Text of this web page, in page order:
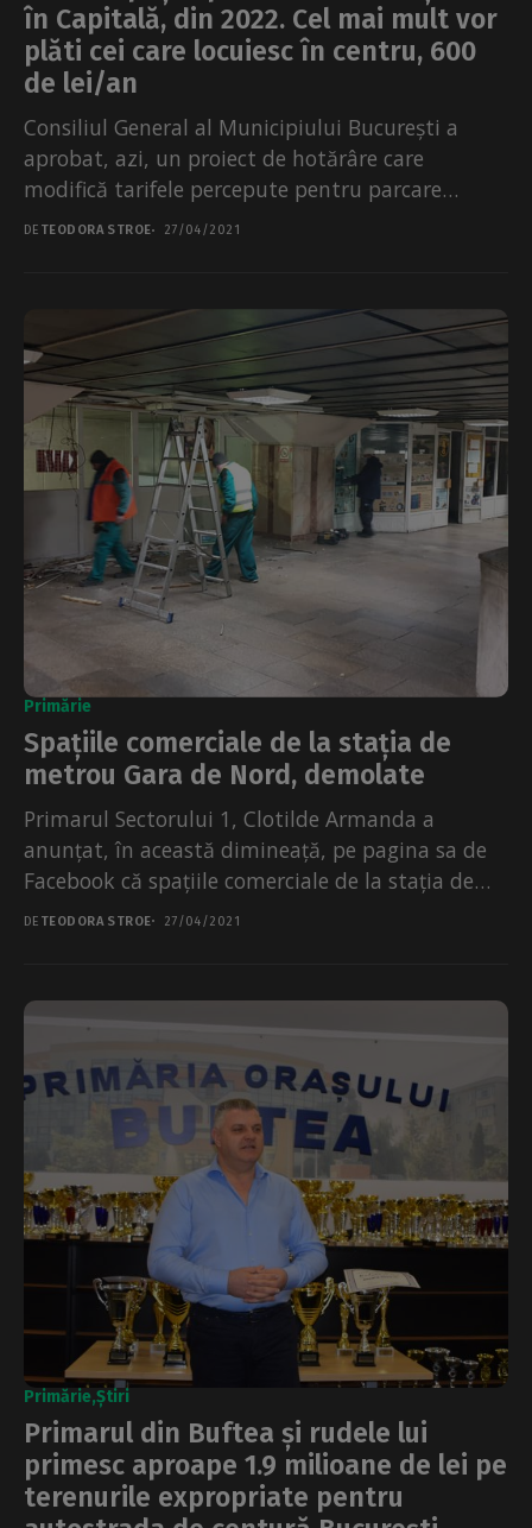
în Capitală, din 2022. Cel mai mult vor
plăti cei care locuiesc în centru, 600
de lei/an
Consiliul General al Municipiului București a
aprobat, azi, un proiect de hotărâre care
modifică tarifele percepute pentru parcare
rezidențială în Capitală. Suma percepută...
DE TEODORA STROE 27/04/2021
Primărie
Spațiile comerciale de la stația de
metrou Gara de Nord, demolate
Primarul Sectorului 1, Clotilde Armanda a
anunțat, în această dimineață, pe pagina sa de
Facebook că spațiile comerciale de la stația de
metrou...
DE TEODORA STROE 27/04/2021
Primărie Știri
Primarul din Buftea și rudele lui
primesc aproape 1.9 milioane de lei pe
terenurile expropriate pentru